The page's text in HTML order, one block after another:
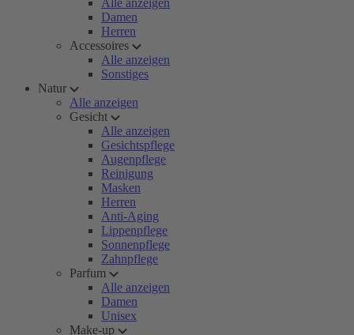
Alle anzeigen
Damen
Herren
Accessoires
Alle anzeigen
Sonstiges
Natur
Alle anzeigen
Gesicht
Alle anzeigen
Gesichtspflege
Augenpflege
Reinigung
Masken
Herren
Anti-Aging
Lippenpflege
Sonnenpflege
Zahnpflege
Parfum
Alle anzeigen
Damen
Unisex
Make-up